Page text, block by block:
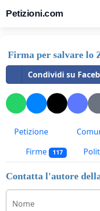
Petizioni.com
Firma per salvare lo
Condividi su
Petizione
Firme 117
Contatta l'autore
Nome